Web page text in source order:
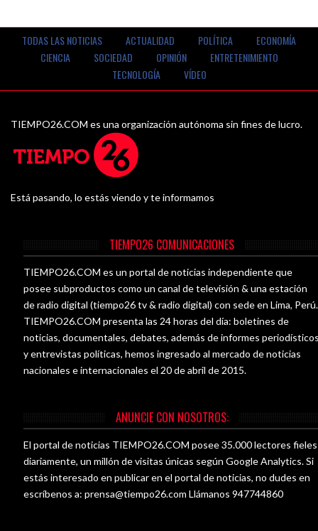
TODAS LAS NOTICIAS ACTUALIDAD POLÍTICA
ECONOMÍA
CIENCIA
SOCIEDAD OPINIÓN
ENTRETENIMIENTO
TECNOLOGÍA
VÍDEO
TIEMPO26.COM es una organización autónoma sin fines de lucro.
Está pasando, lo estás viendo y te informamos
TIEMPO26 COMUNICACIONES
TIEMPO26.COM es un portal de noticias independiente que
posee subproductos como un canal de televisión & una estación
de radio digital (tiempo26 tv & radio digital) con sede en Lima, Perú.
TIEMPO26.COM presenta las 24 horas del día: boletines de
noticias, documentales, debates, además de informes
y entrevistas políticas, hemos ingresado al mercado de noticias
nacionales e internacionales el 20 de abril de 2015.
ANUNCIE CON NOSOTROS:
El portal de noticias TIEMPO26.COM posee 35.000 lectores fieles
diariamente, un millón de visitas únicas según Google Analytics. Si
estás interesado en publicar en el portal de noticias, no dudes en
escríbenos a:prensa@tiempo26.com Llámanos 947744860